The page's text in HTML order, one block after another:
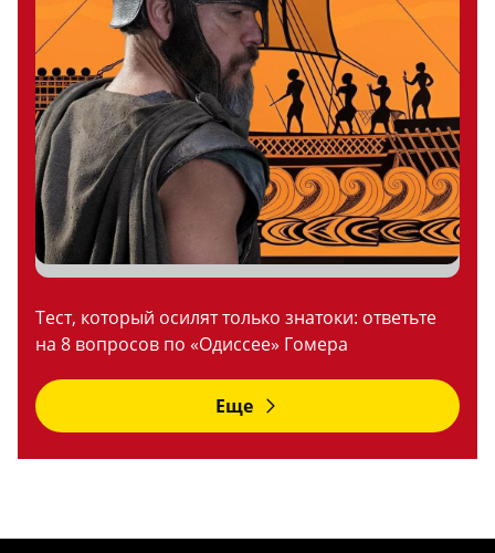
Тест, который осилят только знатоки: ответьте
на 8 вопросов по «Одиссее» Гомера
Еще